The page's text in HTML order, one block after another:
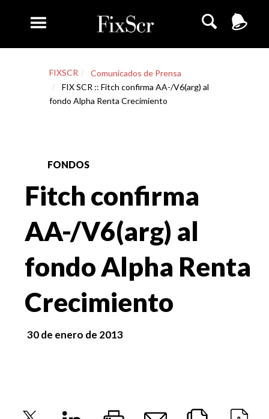
FIXSCR
Comunicados de Prensa
FIX SCR :: Fitch confirma AA-/V6(arg) al
fondo Alpha Renta Crecimiento
FONDOS
Fitch confirma
AA-/V6(arg) al
fondo Alpha Renta
Crecimiento
30 de enero de 2013